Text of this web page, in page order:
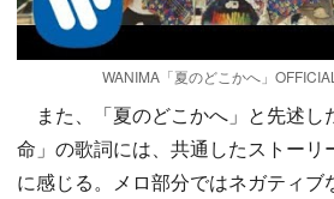
WANIMA「夏のどこかへ」
また、「夏のどこかへ」と先述し
命」の歌詞には、共通したストーリ
に感じる。メロ部分ではネガティブ